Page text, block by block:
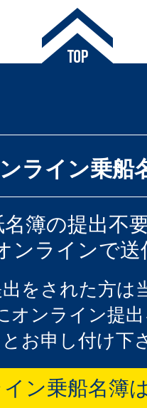
ライン乗船
名簿の提出不
ンラインで
をされた方は
オンライン提
とお申し付け下
ン乗船名簿